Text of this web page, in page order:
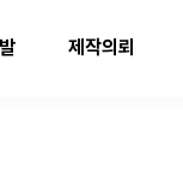
제작의뢰